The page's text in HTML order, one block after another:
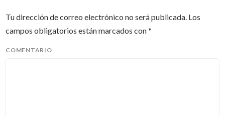
Tu dirección de correo electrónico no será publicada. Los
campos obligatorios están marcados con*
COMENTARIO